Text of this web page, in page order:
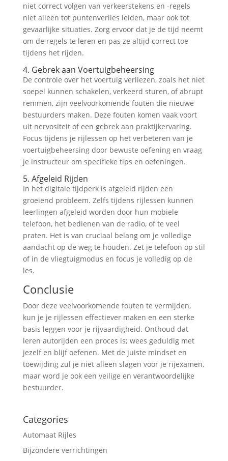
niet correct volgen van verkeerstekens en -regels
niet alleen tot puntenverlies leiden, maar ook tot
gevaarlijke situaties. Zorg ervoor dat je de tijd neemt
om de regels te leren en pas ze altijd correct toe
tijdens het rijden.
4. Gebrek aan Voertuigbeheersing
De controle over het voertuig verliezen, zoals het niet
soepel kunnen schakelen, verkeerd sturen, of abrupt
remmen, zijn veelvoorkomende fouten die nieuwe
bestuurders maken. Deze fouten komen vaak voort
uit nervositeit of een gebrek aan praktijkervaring.
Focus tijdens je rijlessen op het verbeteren van je
voertuigbeheersing door bewuste oefening en vraag
je instructeur om specifieke tips en oefeningen.
5. Afgeleid Rijden
In het digitale tijdperk is afgeleid rijden een
groeiend probleem. Zelfs tijdens rijlessen kunnen
leerlingen afgeleid worden door hun mobiele
telefoon, het bedienen van de radio, of te veel
praten. Het is van cruciaal belang om je volledige
aandacht op de weg te houden. Zet je telefoon op stil
of in de vliegtuigmodus en focus je volledig op de
les.
Conclusie
Door deze veelvoorkomende fouten te vermijden,
kun je je rijlessen effectiever maken en een sterke
basis leggen voor je rijvaardigheid. Onthoud dat
leren autorijden een proces is; wees geduldig met
jezelf en blijf oefenen. Met de juiste mindset en
toewijding zul je niet alleen slagen voor je rijexamen,
maar word je ook een veilige en verantwoordelijke
bestuurder.
Categories
Automaat Rijles
Bijzondere verrichtingen